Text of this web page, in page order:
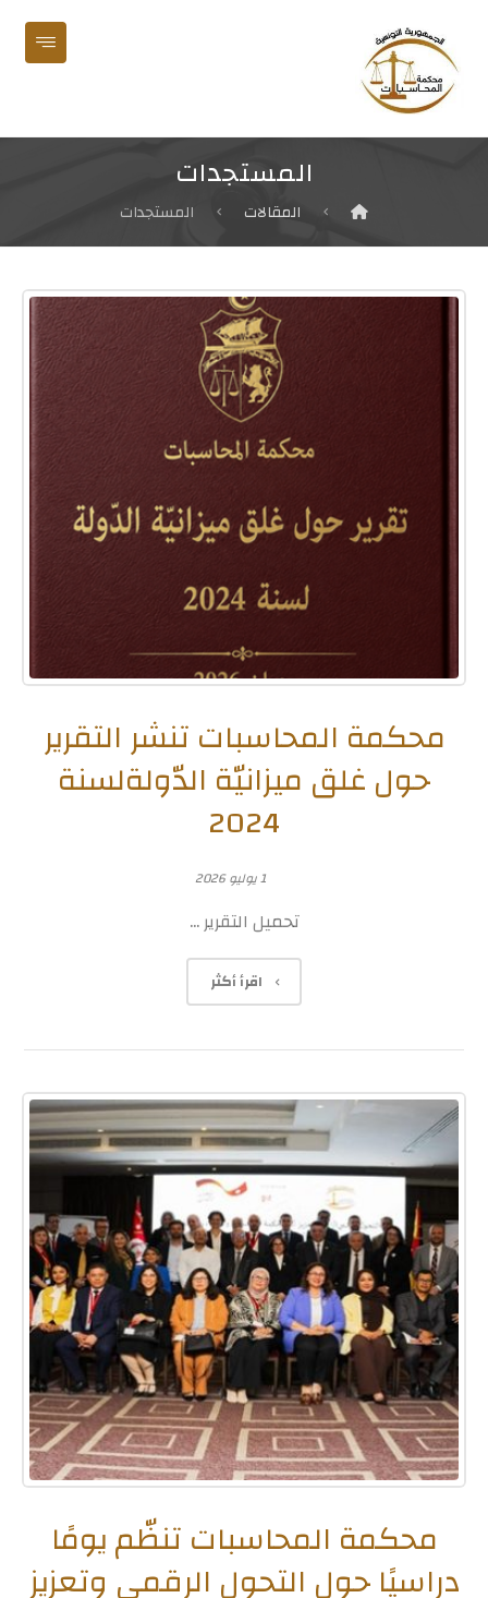
المستجدات
المقالات المستجدات
محكمة المحاسبات تنشر التقرير
حول غلق ميزانيّة الدّولةلسنة
2024
1 يوليو 2026
تحميل التقرير ...
اقرأ أكثر
محكمة المحاسبات تنظّم يومًا
دراسيًا حول التحول الرقمي وتعزيز